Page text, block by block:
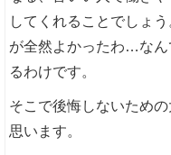
してくれることでしょ
が全然よかったわ…なん
るわけです。
そこで後悔しないため
思います。